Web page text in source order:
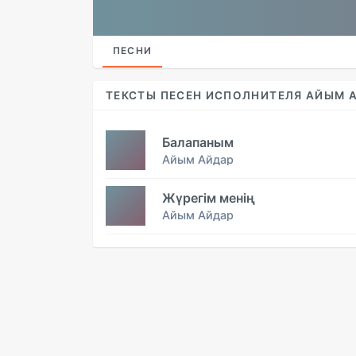
ПЕСНИ
ТЕКСТЫ ПЕСЕН ИСПОЛНИТЕЛЯ АЙЫМ
Балапаным
Айым Айдар
Жүрегім менің
Айым Айдар